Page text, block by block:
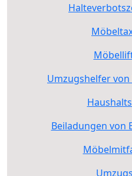
Umzugshelfer
Beiladungen von